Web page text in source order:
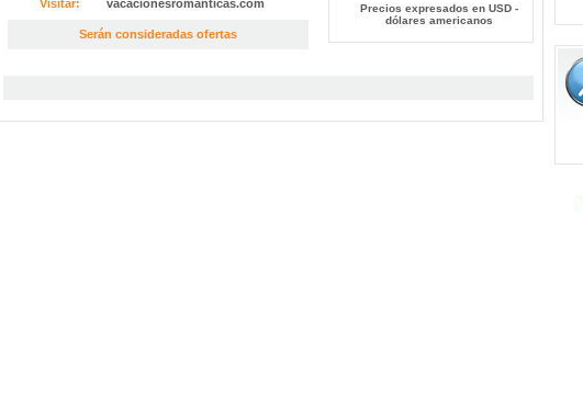
Visitar: vacacionesromanticas.com
Serán consideradas ofertas
Precios expresados en USD -
dólares americanos